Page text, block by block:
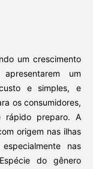
um crescimento
um
e simples, e
os consumidores,
preparo. A
origem nas ilhas
nas
do gênero